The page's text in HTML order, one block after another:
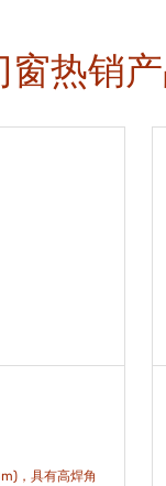
热销
，具有高焊角